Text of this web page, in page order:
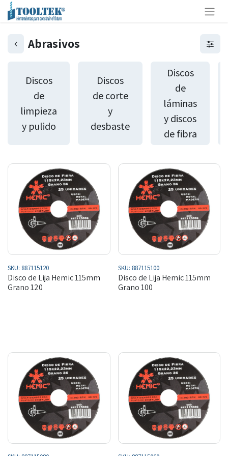
Abrasivos
Discos
de
limpieza
y pulido
Discos
de corte
y
desbaste
Discos
de
láminas
y discos
de fibra
SKU: 887115120
Disco de Lija Hemic 115mm
Grano 120
SKU: 887115100
Disco de Lija Hemic 115mm
Grano 100